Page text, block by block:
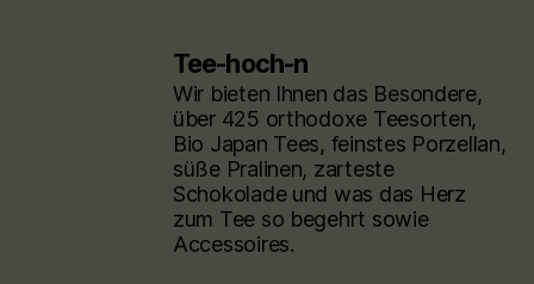
Tee-hoch-n
Wir bieten Ihnen das Besondere,
über 425 orthodoxe Teesorten,
Bio Japan Tees, feinstes Porzellan,
süße Pralinen, zarteste
Schokolade und was das Herz
zum Tee so begehrt sowie
Accessoires.